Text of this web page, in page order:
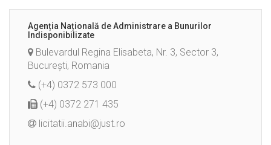
Agenția Națională de Administrare a Bunurilor
Indisponibilizate
Bulevardul Regina Elisabeta, Nr. 3, Sector 3,
București, Romania
(+4) 0372 573 000
(+4) 0372 271 435
licitatii.anabi@just.ro